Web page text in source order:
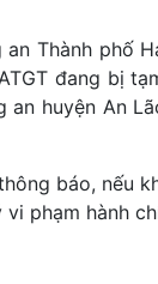
Thành phố
đang bị
an huyện An
báo, nếu
phạm hành